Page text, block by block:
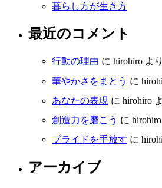
暮らし方が生き方
最近のコメント
行動の理由 に hirohiro より
華やかさをまとう に
あなたの表現 に hirohiro
創造力を磨こう に hirohiro
プライドを手放す に
アーカイブ